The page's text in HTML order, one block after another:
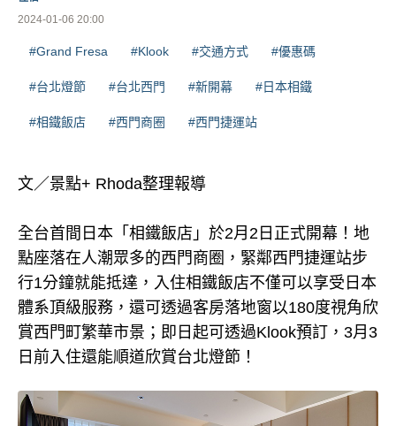
2024-01-06 20:00
#Grand Fresa #Klook #交通方式 #優惠碼
#台北燈節 #台北西門 #新開幕 #日本相鐵
#相鐵飯店 #西門商圈 #西門捷運站
文／景點+ Rhoda整理報導
全台首間日本「相鐵飯店」於2月2日正式開幕！地
點座落在人潮眾多的西門商圈，緊鄰西門捷運站步
行1分鐘就能抵達，入住相鐵飯店不僅可以享受日本
體系頂級服務，還可透過客房落地窗以180度視角欣
賞西門町繁華市景；即日起可透過Klook預訂，3月3
日前入住還能順道欣賞台北燈節！